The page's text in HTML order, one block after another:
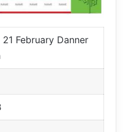
21 February Danner